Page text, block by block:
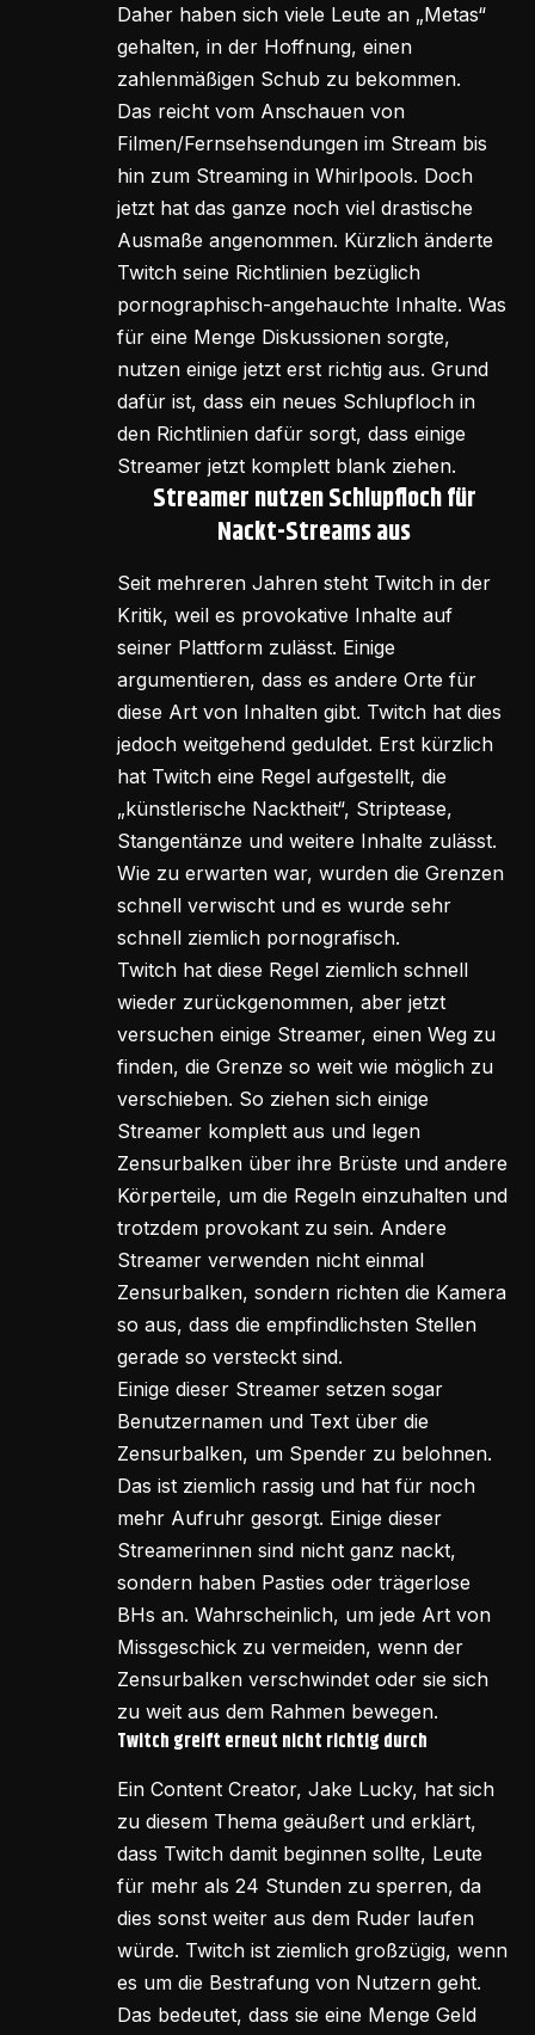
Daher haben sich viele Leute an „Metas“
gehalten, in der Hoffnung, einen
zahlenmäßigen Schub zu bekommen.
Das reicht vom Anschauen von
Filmen/Fernsehsendungen im Stream bis
hin zum Streaming in Whirlpools. Doch
jetzt hat das ganze noch viel drastische
Ausmaße angenommen. Kürzlich änderte
Twitch seine Richtlinien bezüglich
pornographisch-angehauchte Inhalte. Was
für eine Menge Diskussionen sorgte,
nutzen einige jetzt erst richtig aus. Grund
dafür ist, dass ein neues Schlupfloch in
den Richtlinien dafür sorgt, dass einige
Streamer jetzt komplett blank ziehen.
Streamer nutzen Schlupfloch für
Nackt-Streams aus
Seit mehreren Jahren steht Twitch in der
Kritik, weil es provokative Inhalte auf
seiner Plattform zulässt. Einige
argumentieren, dass es andere Orte für
diese Art von Inhalten gibt. Twitch hat dies
jedoch weitgehend geduldet. Erst kürzlich
hat Twitch eine Regel aufgestellt, die
„künstlerische Nacktheit“, Striptease,
Stangentänze und weitere Inhalte zulässt.
Wie zu erwarten war, wurden die Grenzen
schnell verwischt und es wurde sehr
schnell ziemlich pornografisch.
Twitch hat diese Regel ziemlich schnell
wieder zurückgenommen, aber jetzt
versuchen einige Streamer, einen Weg zu
finden, die Grenze so weit wie möglich zu
verschieben. So ziehen sich einige
Streamer komplett aus und legen
Zensurbalken über ihre Brüste und andere
Körperteile, um die Regeln einzuhalten und
trotzdem provokant zu sein. Andere
Streamer verwenden nicht einmal
Zensurbalken, sondern richten die Kamera
so aus, dass die empfindlichsten Stellen
gerade so versteckt sind.
Einige dieser Streamer setzen sogar
Benutzernamen und Text über die
Zensurbalken, um Spender zu belohnen.
Das ist ziemlich rassig und hat für noch
mehr Aufruhr gesorgt. Einige dieser
Streamerinnen sind nicht ganz nackt,
sondern haben Pasties oder trägerlose
BHs an. Wahrscheinlich, um jede Art von
Missgeschick zu vermeiden, wenn der
Zensurbalken verschwindet oder sie sich
zu weit aus dem Rahmen bewegen.
Twitch greift erneut nicht richtig durch
Ein Content Creator, Jake Lucky, hat sich
zu diesem Thema geäußert und erklärt,
dass Twitch damit beginnen sollte, Leute
für mehr als 24 Stunden zu sperren, da
dies sonst weiter aus dem Ruder laufen
würde. Twitch ist ziemlich großzügig, wenn
es um die Bestrafung von Nutzern geht.
Das bedeutet, dass sie eine Menge Geld